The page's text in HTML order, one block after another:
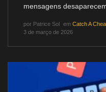
mensagens
por Patrice Sol em Catch A
3 de março de 2026